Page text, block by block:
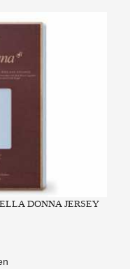
DONNA JERSEY